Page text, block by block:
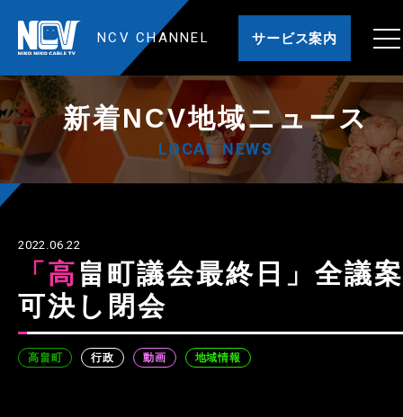
NCV CHANNEL サービス案内
新着NCV地域ニュース
LOCAL NEWS
2022.06.22
「高畠町議会最終日」全議案
可決し閉会
高畠町 行政 動画 地域情報